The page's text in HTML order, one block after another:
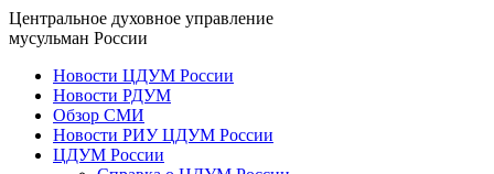
Центральное духовное управление
мусульман России
Новости ЦДУМ России
Новости РДУМ
Обзор СМИ
Новости РИУ ЦДУМ России
ЦДУМ России